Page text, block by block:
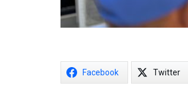
Facebook Twitter